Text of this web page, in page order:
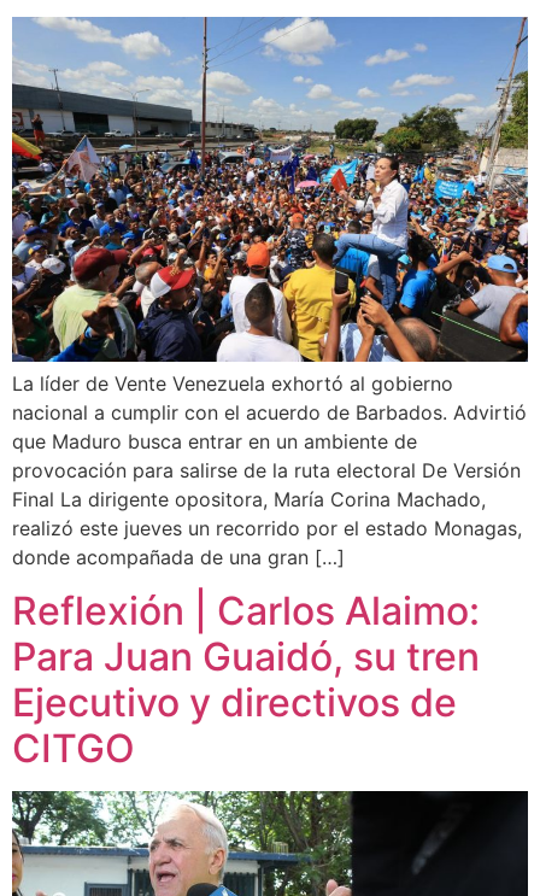
La líder de Vente Venezuela exhortó al gobierno
nacional a cumplir con el acuerdo de Barbados. Advirtió
que Maduro busca entrar en un ambiente de
provocación para salirse de la ruta electoral De Versión
Final La dirigente opositora, María Corina Machado,
realizó este jueves un recorrido por el estado Monagas,
donde acompañada de una gran […]
Reflexión | Carlos Alaimo:
Para Juan Guaidó, su tren
Ejecutivo y directivos de
CITGO